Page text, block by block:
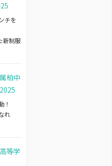
チを
新制服
柏中
！
れ
等学